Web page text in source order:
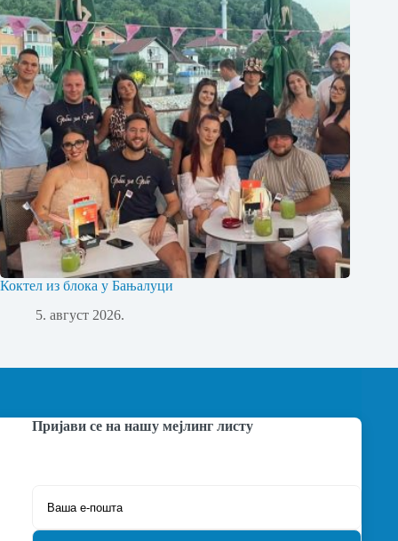
Коктел из блока у Бањалуци
5. август 2026.
Пријави се на нашу мејлинг листу